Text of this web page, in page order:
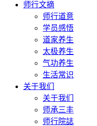
师行文摘
师行道意
学员感悟
道家养生
太极养生
气功养生
生活常识
关于我们
关于我们
师承三丰
师行院誌